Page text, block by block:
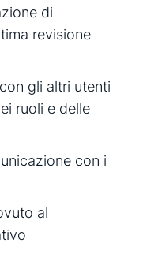
di
revisione
gli altri utenti
ruoli e delle
con i
al